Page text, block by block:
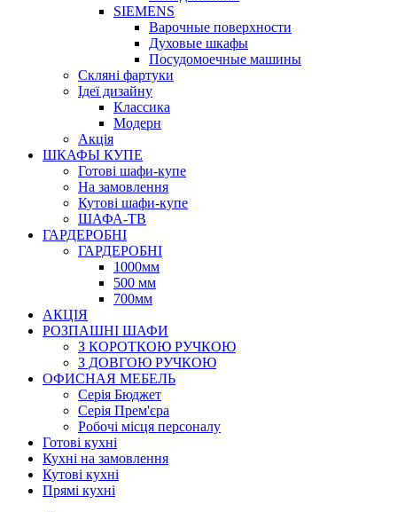
SIEMENS
Варочные поверхности
Духовые шкафы
Посудомоечные машины
Скляні фартуки
Ідеї дизайну
Класcика
Модерн
Акція
ШКАФЫ КУПЕ
Готові шафи-купе
На замовлення
Кутові шафи-купе
ШАФА-ТВ
ГАРДЕРОБНІ
ГАРДЕРОБНІ
1000мм
500 мм
700мм
АКЦІЯ
РОЗПАШНІ ШАФИ
З КОРОТКОЮ РУЧКОЮ
З ДОВГОЮ РУЧКОЮ
ОФИСНАЯ МЕБЕЛЬ
Серія Бюджет
Серія Прем'єра
Робочі місця персоналу
Готові кухні
Кухні на замовлення
Кутові кухні
Прямі кухні